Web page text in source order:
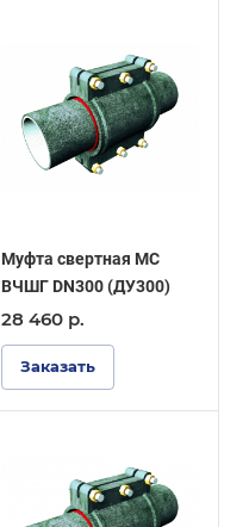
Муфта свертная МС
ВЧШГ DN300 (ДУ300)
28 460 р.
Заказать